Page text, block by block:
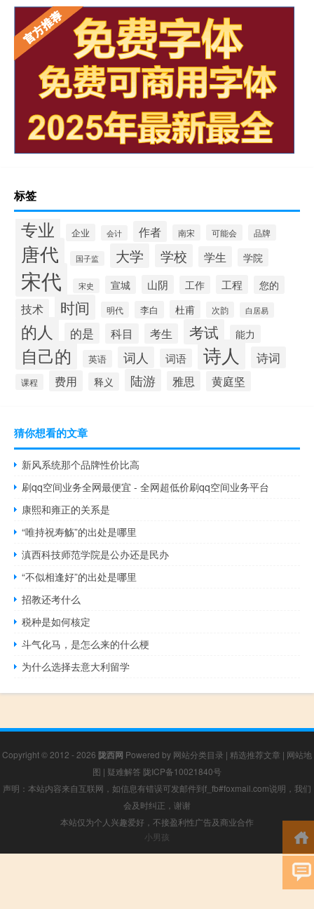
标签
专业 企业 会计 作者 南宋 可能会 品牌
唐代 国子监 大学 学校 学生 学院
宋代 宋史 宣城 山阴 工作 工程 您的
技术 时间 明代 李白 杜甫 次韵 白居易
的人 的是 科目 考生 考试 能力
自己的 英语 词人 词语 诗人 诗词
课程 费用 释义 陆游 雅思 黄庭坚
猜你想看的文章
新风系统那个品牌性价比高
刷qq空间业务全网最便宜 - 全网超低价刷qq空间业务平台
康熙和雍正的关系是
“唯持祝寿觞”的出处是哪里
滇西科技师范学院是公办还是民办
“不似相逢好”的出处是哪里
招教还考什么
税种是如何核定
斗气化马，是怎么来的什么梗
为什么选择去意大利留学
Copyright © 2012 - 2026 陇西网 Powered by 网站分类目录 | 精选推荐文章 | 网站地
图 | 疑难解答 陇ICP备10021840号
声明：本站内容来自互联网，如信息有错误可发邮件到f_fb#foxmail.com说明，我们
会及时纠正，谢谢
本站仅为个人兴趣爱好，不接盈利性广告及商业合作
小男孩